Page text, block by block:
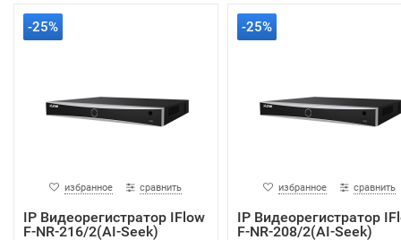
-25%
избранное сравнить
IP Видеорегистратор IFlow
F-NR-216/2(AI-Seek)
-25%
избранное сравнить
IP Видеорегистратор
F-NR-208/2(AI-Seek)